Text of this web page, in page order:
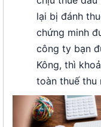
lại bị đánh
chứng minh
công ty bạn
Kông, thì
toàn thuế thu